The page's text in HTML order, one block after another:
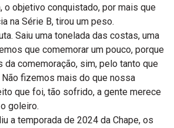
o objetivo conquistado, por mais que
na Série B, tirou um peso.
Saiu uma tonelada das costas, uma
que comemorar um pouco, porque
comemoração, sim, pelo tanto que
fizemos mais do que nossa
que foi, tão sofrido, a gente merece
goleiro.
a temporada de 2024 da Chape, os